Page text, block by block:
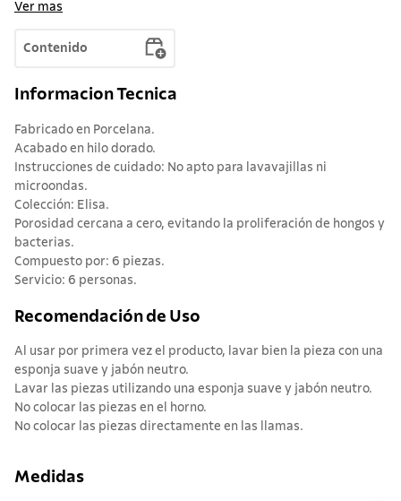
Ver mas
Contenido
Informacion Tecnica
Fabricado en Porcelana.
Acabado en hilo dorado.
Instrucciones de cuidado: No apto para lavavajillas ni
microondas.
Colección: Elisa.
Porosidad cercana a cero, evitando la proliferación de hongos y
bacterias.
Compuesto por: 6 piezas.
Servicio: 6 personas.
Recomendación de Uso
Al usar por primera vez el producto, lavar bien la pieza con una
esponja suave y jabón neutro.
Lavar las piezas utilizando una esponja suave y jabón neutro.
No colocar las piezas en el horno.
No colocar las piezas directamente en las llamas.
Medidas